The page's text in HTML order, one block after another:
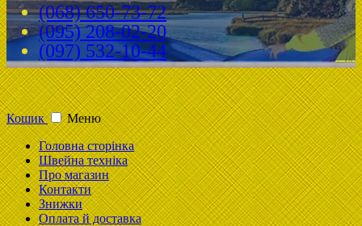
(068) 650-73-72
(095) 208-02-20
(097) 532-10-44
Кошик
Меню
Головна сторiнка
Швейна техніка
Про магазин
Контакти
Знижки
Оплата й доставка